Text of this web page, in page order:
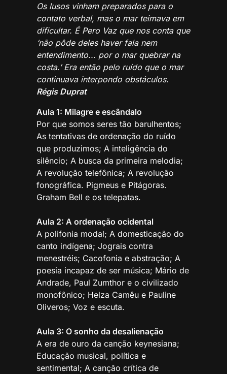
Os lusos vinham preparados para o
contato verbal, mas o mar teimava em
dificultar. É Pero Vaz que nos conta que
‘não pôde deles haver fala nem
entendimento... por o mar quebrar na
costa.’ Era então pelo ruído que o mar
continuava interpondo obstáculos.
Régis Duprat
Aula 1: Milagre e escândalo
Por que somos seres tão barulhentos;
As tentativas de ordenação do ruído
que produzimos; A inteligência do
silêncio; A busca da primeira melodia;
A revolução telefônica; A revolução
fonográfica. Pigmeus e Pitágoras.
Graham Bell e os telepatas.
Aula 2: A ordenação ocidental
A polifonia modal; A domesticação do
canto indígena; Jograis contra
menestréis; Cacofonia e abstração; A
poesia incapaz de ser música; Mário de
Andrade, Paul Zumthor e o civilizado
monofônico; Helza Camêu e Pauline
Oliveros; Voz e escuta.
Aula 3: O sonho da desalienação
A era de ouro da canção keynesiana;
Educação musical, política e
sentimental; A canção crítica de